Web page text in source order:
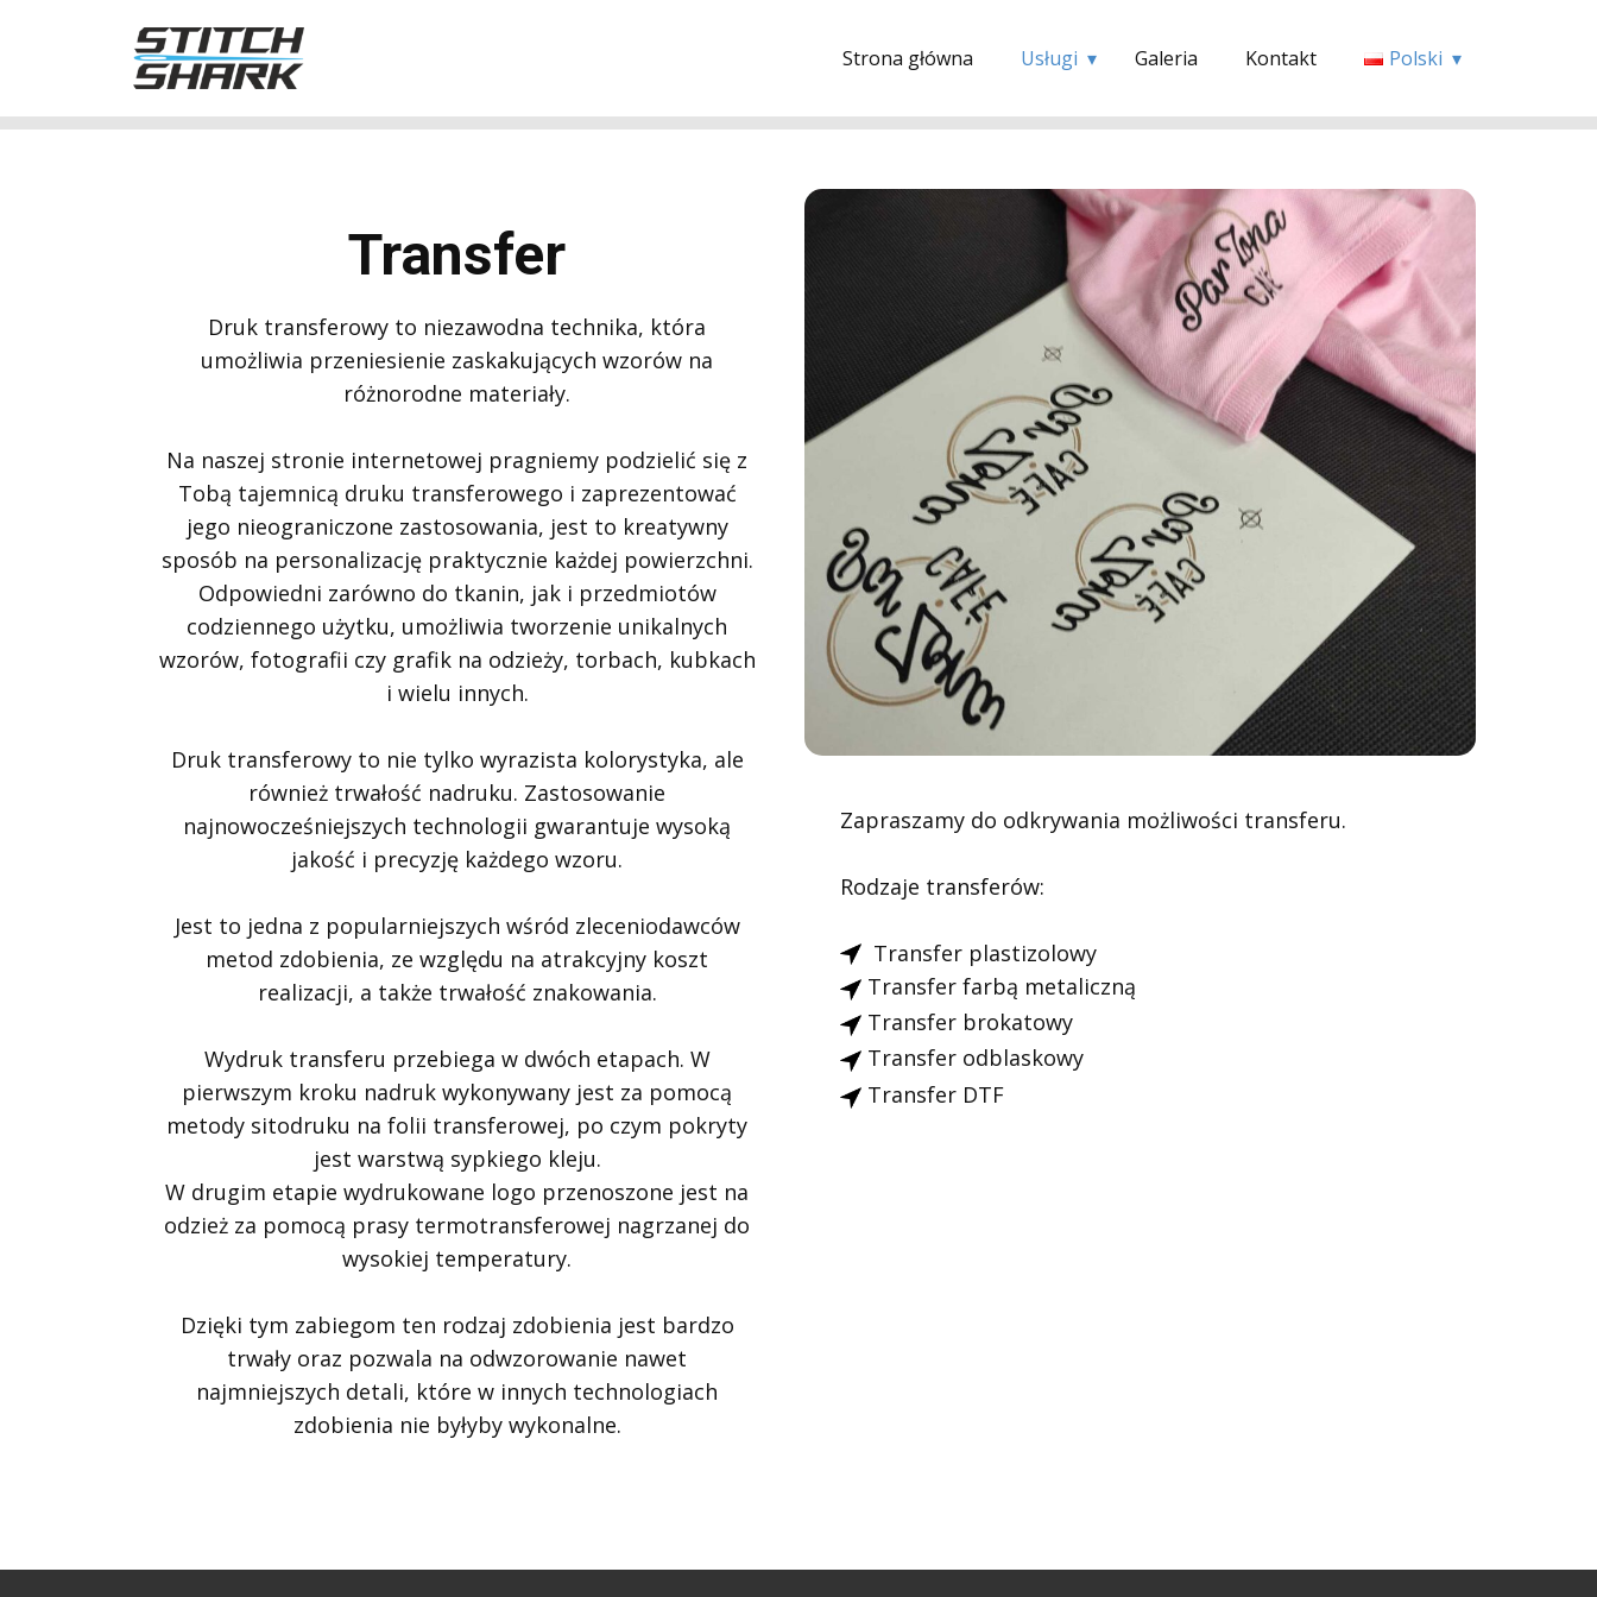
Strona główna Usługi Galeria Kontakt Polski
Transfer
Druk transferowy to niezawodna technika, która
umożliwia przeniesienie zaskakujących wzorów na
różnorodne materiały.
Na naszej stronie internetowej pragniemy podzielić się z
Tobą tajemnicą druku transferowego i zaprezentować
jego nieograniczone zastosowania, jest to kreatywny
sposób na personalizację praktycznie każdej powierzchni.
Odpowiedni zarówno do tkanin, jak i przedmiotów
codziennego użytku, umożliwia tworzenie unikalnych
wzorów, fotografii czy grafik na odzieży, torbach, kubkach
i wielu innych.
Druk transferowy to nie tylko wyrazista kolorystyka, ale
również trwałość nadruku. Zastosowanie
najnowocześniejszych technologii gwarantuje wysoką
jakość i precyzję każdego wzoru.
Jest to jedna z popularniejszych wśród zleceniodawców
metod zdobienia, ze względu na atrakcyjny koszt
realizacji, a także trwałość znakowania.
Wydruk transferu przebiega w dwóch etapach. W
pierwszym kroku nadruk wykonywany jest za pomocą
metody sitodruku na folii transferowej, po czym pokryty
jest warstwą sypkiego kleju.
W drugim etapie wydrukowane logo przenoszone jest na
odzież za pomocą prasy termotransferowej nagrzanej do
wysokiej temperatury.
Dzięki tym zabiegom ten rodzaj zdobienia jest bardzo
trwały oraz pozwala na odwzorowanie nawet
najmniejszych detali, które w innych technologiach
zdobienia nie byłyby wykonalne.
Zapraszamy do odkrywania możliwości transferu.
Rodzaje transferów:
​Transfer plastizolowy
Transfer farbą metaliczną
Transfer brokatowy
Transfer odblaskowy
Transfer DTF